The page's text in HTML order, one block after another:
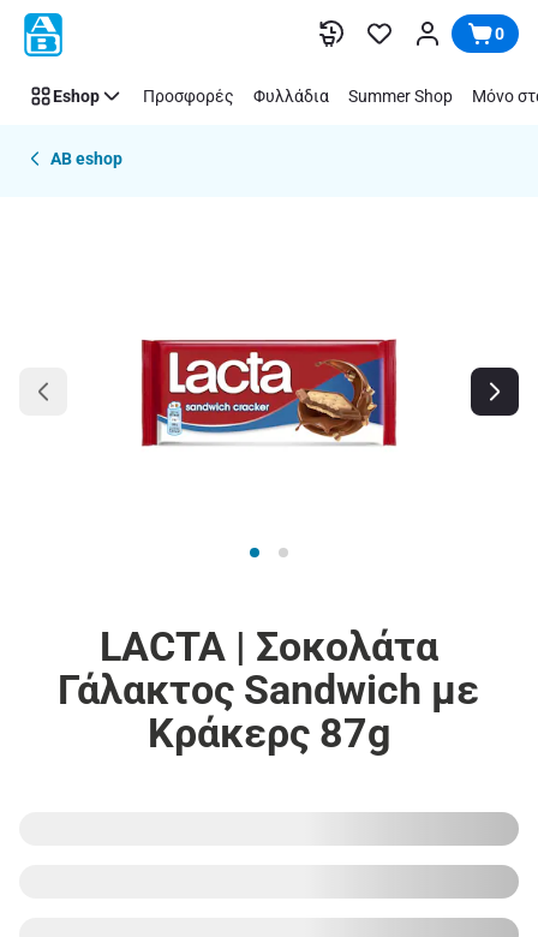
Παράλειψη 0
Eshop Προσφορές Φυλλάδια Summer Shop Μόνο
AB eshop
LACTA | Σοκολάτα
Γάλακτος Sandwich με
Κράκερς 87g